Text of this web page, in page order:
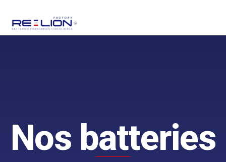
Nos batteries